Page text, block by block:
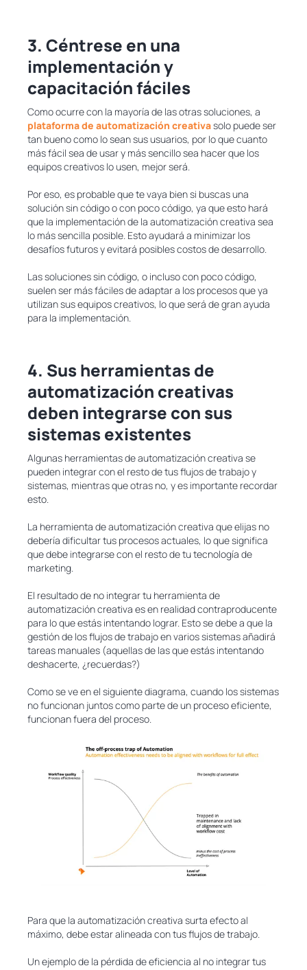
3. Céntrese en una
implementación y
capacitación fáciles
Como ocurre con la mayoría de las otras soluciones, a
plataforma de automatización creativasolo puede ser
tan bueno como lo sean sus usuarios, por lo que cuanto
más fácil sea de usar y más sencillo sea hacer que los
equipos creativos lo usen, mejor será.
Por eso, es probable que te vaya bien si buscas una
solución sin código o con poco código, ya que esto hará
que la implementación de la automatización creativa sea
lo más sencilla posible. Esto ayudará a minimizar los
desafíos futuros y evitará posibles costos de desarrollo.
Las soluciones sin código, o incluso con poco código,
suelen ser más fáciles de adaptar a los procesos que ya
utilizan sus equipos creativos, lo que será de gran ayuda
para la implementación.
4. Sus herramientas de
automatización creativas
deben integrarse con sus
sistemas existentes
Algunas herramientas de automatización creativa se
pueden integrar con el resto de tus flujos de trabajo y
sistemas, mientras que otras no, y es importante recordar
esto.
La herramienta de automatización creativa que elijas no
debería dificultar tus procesos actuales, lo que significa
que debe integrarse con el resto de tu tecnología de
marketing.
El resultado de no integrar tu herramienta de
automatización creativa es en realidad contraproducente
para lo que estás intentando lograr. Esto se debe a que la
gestión de los flujos de trabajo en varios sistemas añadirá
tareas manuales (aquellas de las que estás intentando
deshacerte, ¿recuerdas?)
Como se ve en el siguiente diagrama, cuando los sistemas
no funcionan juntos como parte de un proceso eficiente,
funcionan fuera del proceso.
Para que la automatización creativa surta efecto al
máximo, debe estar alineada con tus flujos de trabajo.
Un ejemplo de la pérdida de eficiencia al no integrar tus